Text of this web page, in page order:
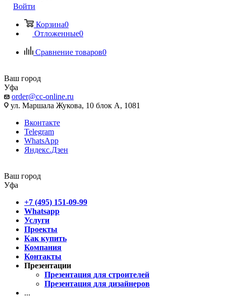
Войти
Корзина0
Отложенные0
Сравнение товаров0
Ваш город
Уфа
order@cc-online.ru
ул. Маршала Жукова, 10 блок А, 1081
Вконтакте
Telegram
WhatsApp
Яндекс.Дзен
Ваш город
Уфа
+7 (495) 151-09-99
Whatsapp
Услуги
Проекты
Как купить
Компания
Контакты
Презентации
Презентация для строителей
Презентация для дизайнеров
...